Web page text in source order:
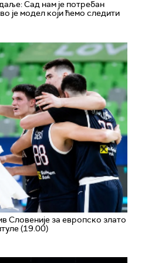
Сад нам је потребан
је модел који ћемо следити
Словеније за европско злато
(19.00)